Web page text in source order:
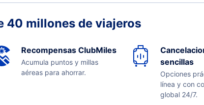
40 millones de viajeros
Recompensas ClubMiles
Acumula puntos y millas
aéreas para ahorrar.
sencillas
Opciones
línea y con
global 24/7.